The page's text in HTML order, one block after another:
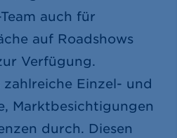
auch für
auf Roadshows
Verfügung.
Einzel- und
Marktbesichtigungen
durch. Diesen